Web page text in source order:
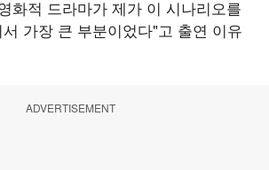
화적 드라마가 제가 이 시나리오를
가장 큰 부분이었다"고 출연 이유
ADVERTISEMENT